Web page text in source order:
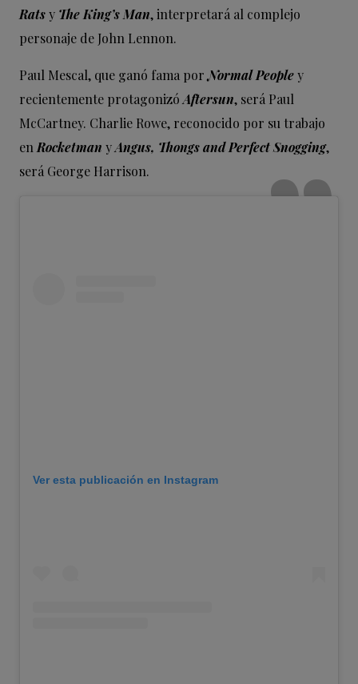
Ratsy The King’s Man, interpretará al complejo
personaje de John Lennon.
Paul Mescal, que ganó fama porNormal Peopley
recientemente protagonizó Aftersun, será Paul
McCartney. Charlie Rowe, reconocido por su trabajo
en Rocketman yAngus, Thongs and Perfect Snogging,
será George Harrison.
Ver esta publicación en Instagram